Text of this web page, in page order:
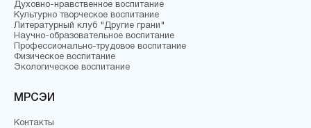
Духовно-нравственное воспитание
Культурно творческое воспитание
Литературный клуб "Другие грани"
Научно-образовательное воспитание
Профессионально-трудовое воспитание
Физическое воспитание
Экологическое воспитание
МРСЭИ
Контакты